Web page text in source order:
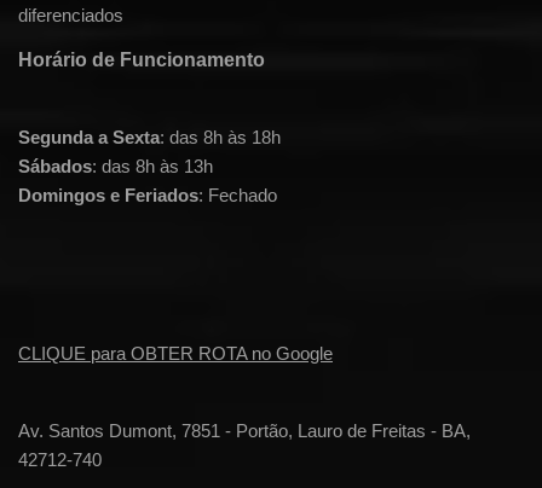
diferenciados
Horário de Funcionamento
Segunda a Sexta: das 8h às 18h
Sábados: das 8h às 13h
Domingos e Feriados: Fechado
CLIQUE para OBTER ROTA no Google
Av. Santos Dumont, 7851 - Portão, Lauro de Freitas - BA,
42712-740